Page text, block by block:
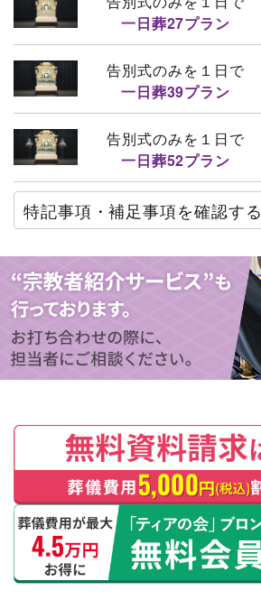
一日葬27プラン
告別式のみを１日で
一日葬39プラン
告別式のみを１日で
一日葬52プラン
特記事項・補足事項を確認する